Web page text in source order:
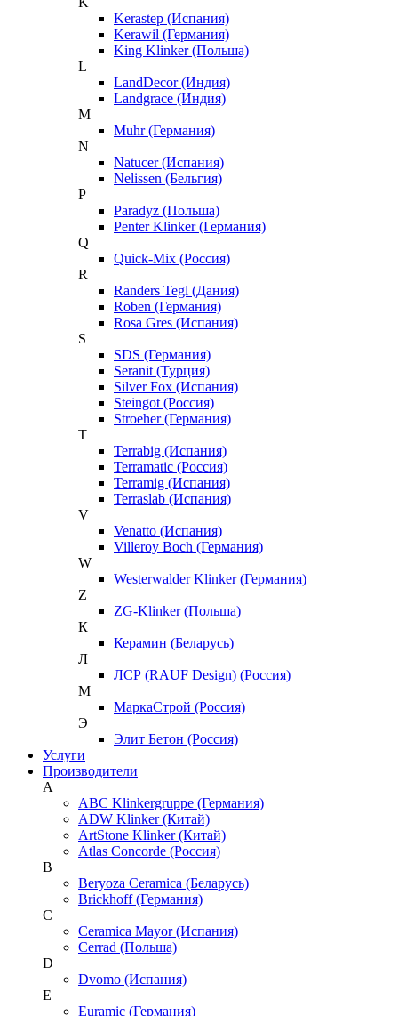
Kerastep (Испания)
Kerawil (Германия)
King Klinker (Польша)
L
LandDecor (Индия)
Landgrace (Индия)
M
Muhr (Германия)
N
Natucer (Испания)
Nelissen (Бельгия)
P
Paradyz (Польша)
Penter Klinker (Германия)
Q
Quick-Mix (Россия)
R
Randers Tegl (Дания)
Roben (Германия)
Rosa Gres (Испания)
S
SDS (Германия)
Seranit (Турция)
Silver Fox (Испания)
Steingot (Россия)
Stroeher (Германия)
T
Terrabig (Испания)
Terramatic (Россия)
Terramig (Испания)
Terraslab (Испания)
V
Venatto (Испания)
Villeroy Boch (Германия)
W
Westerwalder Klinker (Германия)
Z
ZG-Klinker (Польша)
К
Керамин (Беларусь)
Л
ЛСР (RAUF Design) (Россия)
М
МаркаСтрой (Россия)
Э
Элит Бетон (Россия)
Услуги
Производители
A
ABC Klinkergruppe (Германия)
ADW Klinker (Китай)
ArtStone Klinker (Китай)
Atlas Concorde (Россия)
B
Beryoza Ceramica (Беларусь)
Brickhoff (Германия)
C
Ceramica Mayor (Испания)
Cerrad (Польша)
D
Dvomo (Испания)
E
Euramic (Германия)